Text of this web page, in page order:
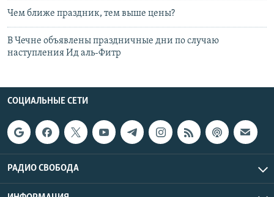
Чем ближе праздник, тем выше цены?
В Чечне объявлены праздничные дни по случаю
наступления Ид аль-Фитр
СОЦИАЛЬНЫЕ СЕТИ
РАДИО СВОБОДА